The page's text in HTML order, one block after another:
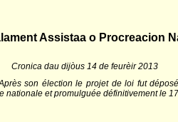
Assistaa o Procreacion
Cronica dau dijòus 14 de feurèir 2013
son élection le projet de loi fut
et promulguée définitivement le